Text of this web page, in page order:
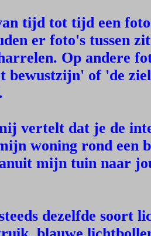
tijd tot tijd een
er foto's tussen
Op andere
bewustzijn' of 'de
vertelt dat je de
woning rond
mijn tuin naar
dezelfde soort